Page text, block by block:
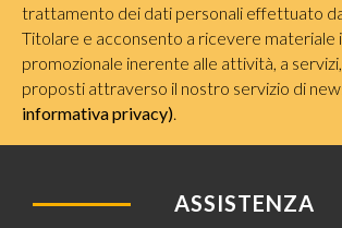
trattamento dei dati personali effettuato
Titolare e acconsento a ricevere materiale
promozionale inerente alle attività, a
proposti attraverso il nostro servizio di
informativa privacy).
ASSISTENZA